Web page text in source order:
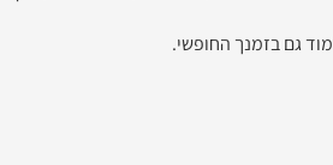
גם בזמנך החופשי.